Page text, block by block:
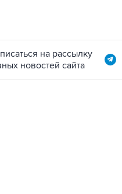
на рассылку
новостей сайта